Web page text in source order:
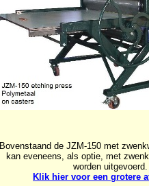
Bovenstaand de JZM-150 met
kan eveneens, als optie, met
worden uitgevoerd.
Klik hier voor een grotere